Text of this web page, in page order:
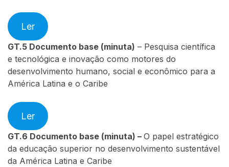
Ler
GT.5 Documento base (minuta) – Pesquisa científica
e tecnológica e inovação como motores do
desenvolvimento humano, social e econômico para a
América Latina e o Caribe
Ler
GT.6 Documento base (minuta) – O papel estratégico
da educação superior no desenvolvimento sustentável
da América Latina e Caribe